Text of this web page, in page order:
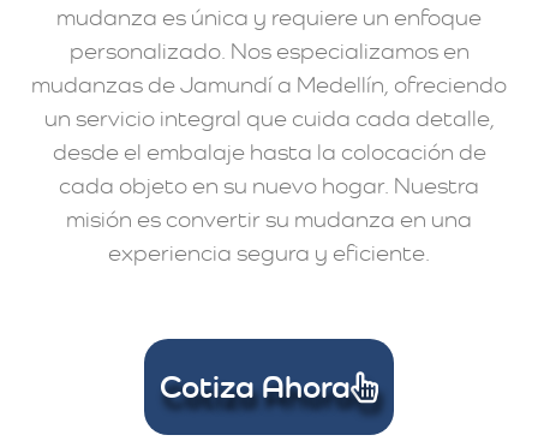
mudanza es única y requiere un enfoque
personalizado. Nos especializamos en
mudanzas de Jamundí a Medellín, ofreciendo
un servicio integral que cuida cada detalle,
desde el embalaje hasta la colocación de
cada objeto en su nuevo hogar. Nuestra
misión es convertir su mudanza en una
experiencia segura y eficiente.
Cotiza Ahora